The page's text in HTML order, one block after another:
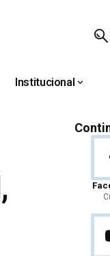
Institucional